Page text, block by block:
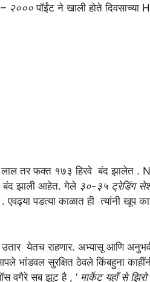
– २०००पॉईंट ने खाली होते दिवसाच्या
तर फक्त १७३ हिरवे बंद झालेत .
बंद झाली आहेत. गेले ३०-३५ ट्रेडिंग
पडत्या काळात ही त्यांनी खूप
येतच राहणार. अभ्यासू आणि
भांडवल सुरक्षित ठेवले किंबहुना
वगैरे सब झूट है , ‘ मार्केट यहाँ से झिरो